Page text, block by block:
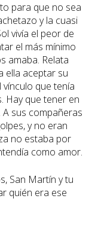
para que no sea
y la cuasi
vivía el peor de
el más mínimo
amaba. Relata
ella aceptar su
que tenía
Hay que tener en
sus compañeras
y no eran
no estaba por
como amor.
San Martín y tu
quién era ese